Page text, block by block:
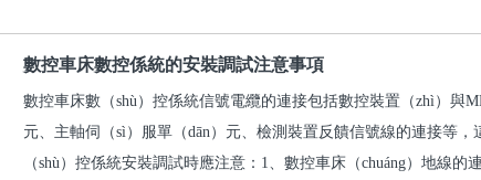
數控車床數控係統的安裝調試注意事項
數控車床數（shù）控係統信號電纜的連接包括數控裝置（zhì）與
元、主軸伺（sì）服單（dān）元、檢測裝置反饋信號線的連接等
（shù）控係統安裝調試時應注意：1、數控車床（chuáng）地線的